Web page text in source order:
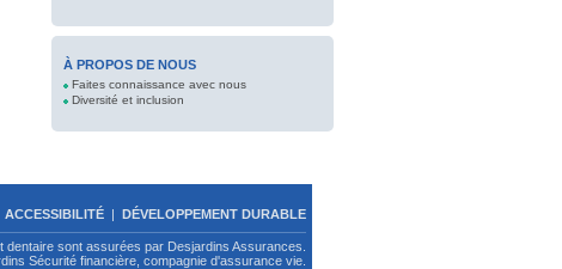
À PROPOS DE NOUS
Faites connaissance avec nous
Diversité et inclusion
ACCESSIBILITÉ | DÉVELOPPEMENT DURABLE
sont assurées par Desjardins Assurances.
Sécurité financière, compagnie d'assurance vie.